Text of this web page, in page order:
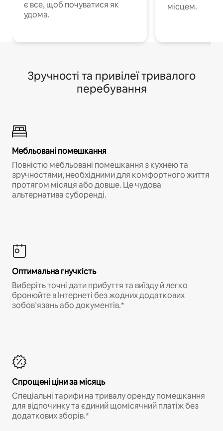
є все, щоб почуватися як
удома.
місцем.
Зручності та привілеї тривалого
перебування
Мебльовані помешкання
Повністю мебльовані помешкання з кухнею та
зручностями, необхідними для комфортного життя
протягом місяця або довше. Це чудова
альтернатива суборенді.
Оптимальна гнучкість
Виберіть точні дати прибуття та виїзду й легко
бронюйте в Інтернеті без жодних додаткових
зобов’язань або документів.*
Спрощені ціни за місяць
Спеціальні тарифи на тривалу оренду помешкання
для відпочинку та єдиний щомісячний платіж без
додаткових зборів.*